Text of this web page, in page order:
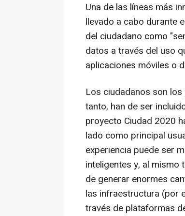
Una de las líneas más
llevado a cabo durante
del ciudadano como
datos a través del uso
aplicaciones móviles o
Los ciudadanos son
tanto, han de ser
proyecto Ciudad 2020
lado como principal
experiencia puede ser
inteligentes y, al
de generar enormes
las infraestructura (por
través de plataformas